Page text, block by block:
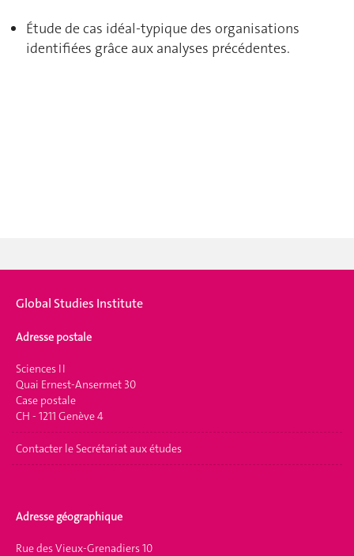
Étude de cas idéal-typique des organisations
identifiées grâce aux analyses précédentes.
Global Studies Institute
Adresse postale
Sciences II
Quai Ernest-Ansermet 30
Case postale
CH - 1211 Genève 4
Contacter le Secrétariat aux études
Adresse géographique
Rue des Vieux-Grenadiers 10